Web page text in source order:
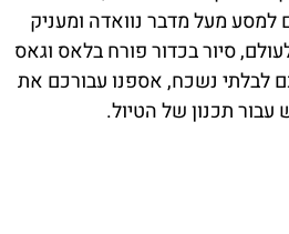
מעל מדבר נוואדה ומעניק
סיור בכדור פורח בלאס וגאס
לבלתי נשכח, אספנו עבורכם את
תכנון של הטיול.